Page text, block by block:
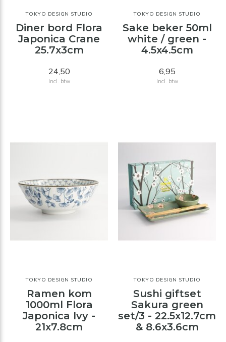
TOKYO DESIGN STUDIO
Diner bord Flora
Japonica Crane
25.7x3cm
24,50
Incl. btw
TOKYO DESIGN STUDIO
Sake beker 50ml
white / green -
4.5x4.5cm
6,95
Incl. btw
TOKYO DESIGN STUDIO
Ramen kom
1000ml Flora
Japonica Ivy -
21x7.8cm
TOKYO DESIGN STUDIO
Sushi giftset
Sakura green
set/3 - 22.5x12.7cm
& 8.6x3.6cm